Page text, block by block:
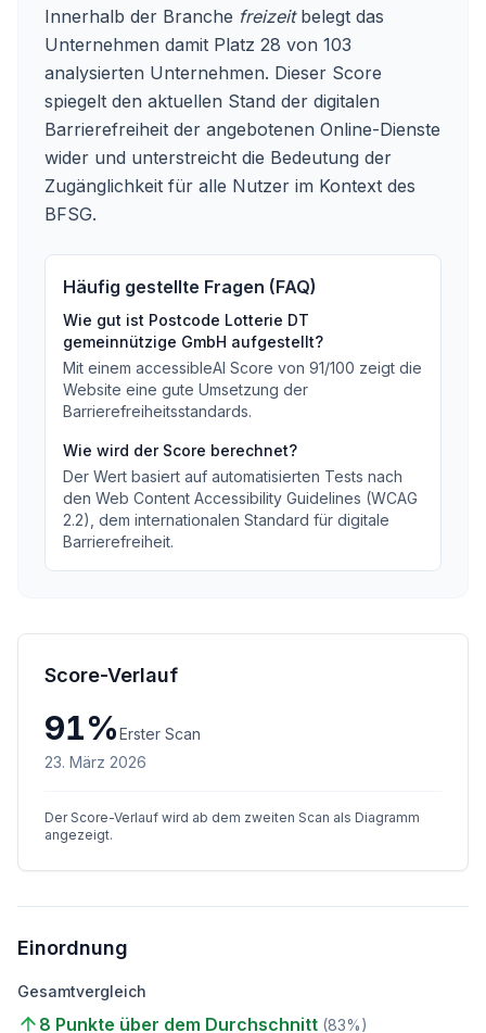
Innerhalb der Branche freizeitbelegt das
Unternehmen damit Platz 28 von 103
analysierten Unternehmen. Dieser Score
spiegelt den aktuellen Stand der digitalen
Barrierefreiheit der angebotenen Online-Dienste
wider und unterstreicht die Bedeutung der
Zugänglichkeit für alle Nutzer im Kontext des
BFSG.
Häufig gestellte Fragen (FAQ)
Wie gut ist Postcode Lotterie DT
gemeinnützige GmbH aufgestellt?
Mit einem accessibleAI Score von 91/100 zeigt die
Website eine gute Umsetzung der
Barrierefreiheitsstandards.
Wie wird der Score berechnet?
Der Wert basiert auf automatisierten Tests nach
den Web Content Accessibility Guidelines (WCAG
2.2), dem internationalen Standard für digitale
Barrierefreiheit.
Score-Verlauf
91%Erster Scan
23. März 2026
Der Score-Verlauf wird ab dem zweiten Scan als Diagramm
angezeigt.
Einordnung
Gesamtvergleich
8 Punkte über dem Durchschnitt (83%)